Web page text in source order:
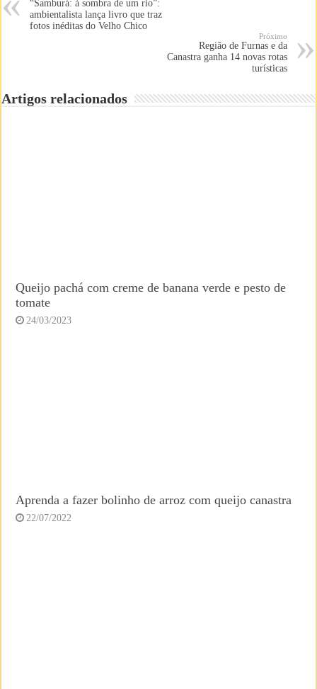
“Samburá: à sombra de um rio”:
ambientalista lança livro que traz
fotos inéditas do Velho Chico
Próximo
Região de Furnas e da
Canastra ganha 14 novas rotas
turísticas
Artigos relacionados
Queijo pachá com creme de banana verde e pesto de
tomate
24/03/2023
Aprenda a fazer bolinho de arroz com queijo canastra
22/07/2022